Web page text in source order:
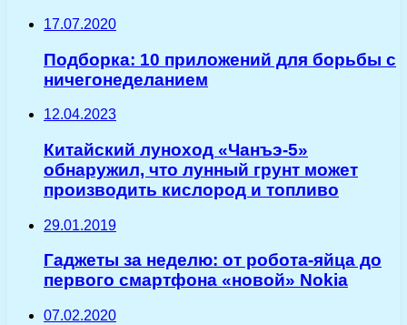
17.07.2020
Подборка: 10 приложений для борьбы с
ничегонеделанием
12.04.2023
Китайский луноход «Чанъэ-5»
обнаружил, что лунный грунт может
производить кислород и топливо
29.01.2019
Гаджеты за неделю: от робота-яйца до
первого смартфона «новой» Nokia
07.02.2020